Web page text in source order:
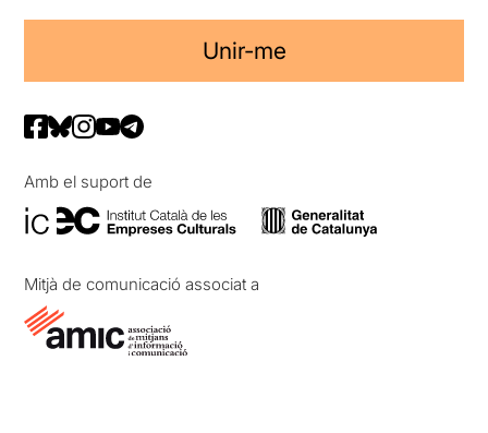
Unir-me
Amb el suport de
Mitjà de comunicació associat a